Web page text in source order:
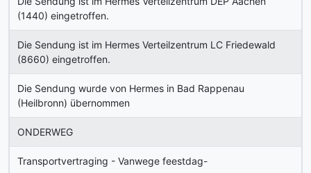
(1440) eingetroffen.
Die Sendung ist im Hermes Verteilzentrum LC Friedewald
(8660) eingetroffen.
Die Sendung wurde von Hermes in Bad Rappenau
(Heilbronn) übernommen
ONDERWEG
Transportvertraging - Vanwege feestdag-